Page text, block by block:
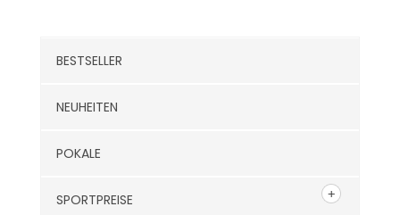
BESTSELLER
NEUHEITEN
POKALE
SPORTPREISE